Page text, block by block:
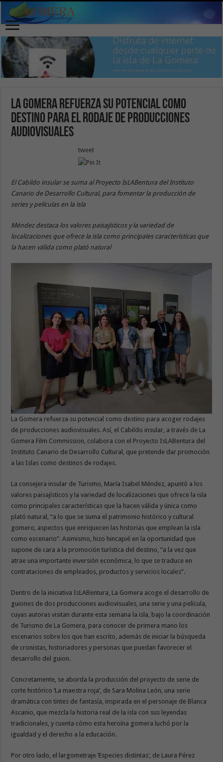
La Gomera refuerza su potencial como
destino para el rodaje de producciones
audiovisuales
tweet
El Cabildo insular se suma al Proyecto IsLABentura del Instituto
Canario de Desarrollo Cultural, para fomentar la producción de
series y películas en la isla
Méndez destaca los valores paisajísticos y la variedad de
localizaciones que ofrece la isla como principales características que
la hacen válida como plató natural
La Gomera refuerza su potencial como destino para acoger rodajes
de producciones audiovisuales. Así, el Cabildo insular, a través de La
Gomera Film Commission, colabora con el Proyecto IsLABentura del
Instituto Canario de Desarrollo Cultural, que pretende dar promoción
a las Islas como destinos de rodajes.
La consejera insular de Turismo, María Isabel Méndez, apuntó a los
valores paisajísticos y la variedad de localizaciones que ofrece la isla
como principales características que la hacen válida y única como
plató natural, “a lo que se suma el patrimonio histórico y cultural
gomero, aspectos que enriquecen las historias que emplean la isla
como escenario”. Asimismo, hizo hincapié en la oportunidad que
supone de cara a la promoción turística del destino, “a la vez que
atrae una importante inversión económica, lo que se traduce en
contrataciones de empleados, productos y servicios locales”.
Dentro de la iniciativa IsLABentura, La Gomera acoge el desarrollo de
guiones de dos producciones audiovisuales, una serie y una película,
cuyas autoras visitan durante esta semana la isla, bajo la coordinación
de Turismo de La Gomera, para conocer de primera mano los
escenarios sobre los que han escrito, además de iniciar la búsqueda
de cronistas, historiadores y personas que puedan favorecer el
desarrollo del guion.
Concretamente, se aborda la producción del proyecto de serie de
corte histórico ‘La maestra roja’, de Sara Molina León, una serie
dramática con tintes de fantasía, inspirada en el personaje de Blanca
Ascanio, que mezcla la historia real de la isla con sus leyendas
tradicionales, y cuenta cómo esta heroína gomera luchó por la
igualdad y el derecho a la educación.
Por otro lado, el largometraje ‘Especies distintas’, de Laura Pérez